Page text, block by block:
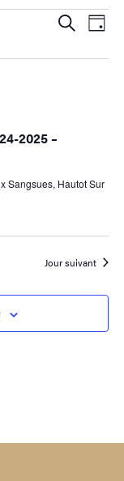
et
vues
Recherche
de
Jour
2025 –
Sangsues, Hautot Sur
Jour suivant